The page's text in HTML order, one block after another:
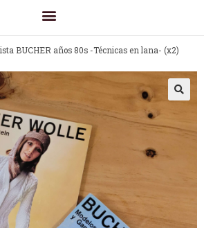
BUCHER años 80s -Técnicas en lana- (x2)